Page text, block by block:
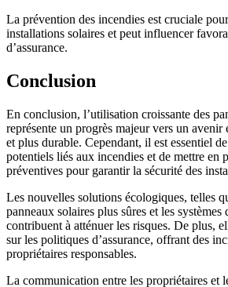
La prévention des incendies est cruciale
installations solaires et peut influencer
d’assurance.
Conclusion
En conclusion, l’utilisation croissante des
représente un progrès majeur vers un avenir
et plus durable. Cependant, il est essentiel
potentiels liés aux incendies et de mettre en
préventives pour garantir la sécurité des
Les nouvelles solutions écologiques, telles
panneaux solaires plus sûres et les systèmes
contribuent à atténuer les risques. De plus,
sur les politiques d’assurance, offrant des
propriétaires responsables.
La communication entre les propriétaires et